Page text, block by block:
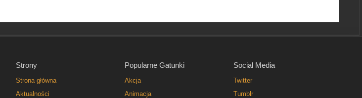
Strony
Strona główna
Aktualności
Popularne Gatunki
Akcja
Animacja
Social Media
Twitter
Tumblr